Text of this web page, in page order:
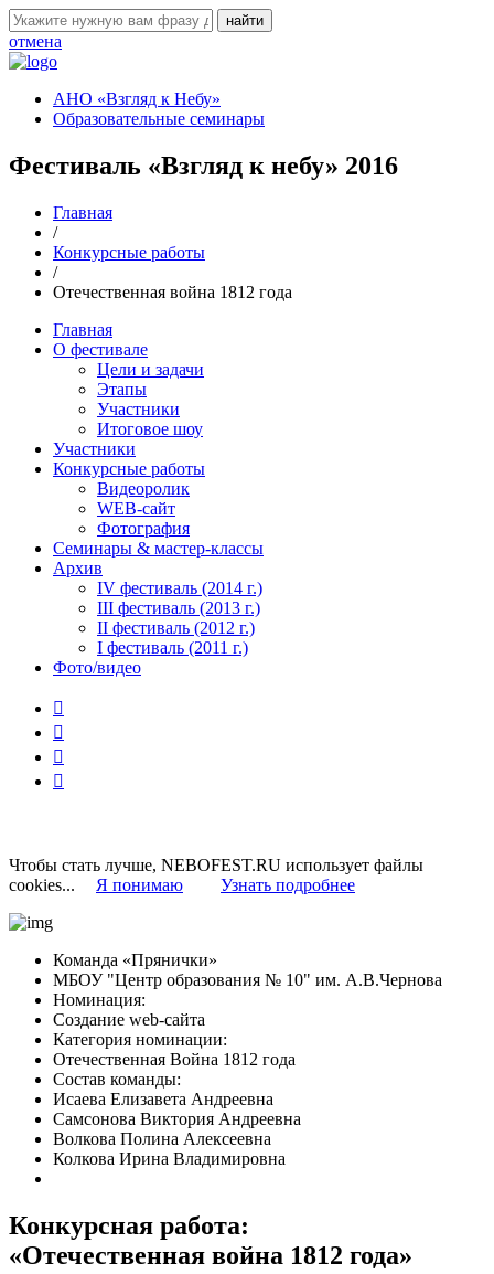
отмена
АНО «Взгляд к Небу»
Образовательные семинары
Фестиваль «Взгляд к небу» 2016
Главная
/
Конкурсные работы
/
Отечественная война 1812 года
Главная
О фестивале
Цели и задачи
Этапы
Участники
Итоговое шоу
Участники
Конкурсные работы
Видеоролик
WEB-сайт
Фотография
Семинары & мастер-классы
Архив
IV фестиваль (2014 г.)
III фестиваль (2013 г.)
II фестиваль (2012 г.)
I фестиваль (2011 г.)
Фото/видео




Чтобы стать лучше, NEBOFEST.RU использует файлы
cookies...
Я понимаю Узнать подробнее
Команда «Прянички»
МБОУ "Центр образования № 10" им. А.В.Чернова
Номинация:
Создание web-сайта
Категория номинации:
Отечественная Война 1812 года
Состав команды:
Исаева Елизавета Андреевна
Самсонова Виктория Андреевна
Волкова Полина Алексеевна
Колкова Ирина Владимировна
Конкурсная работа:
«Отечественная война 1812 года»